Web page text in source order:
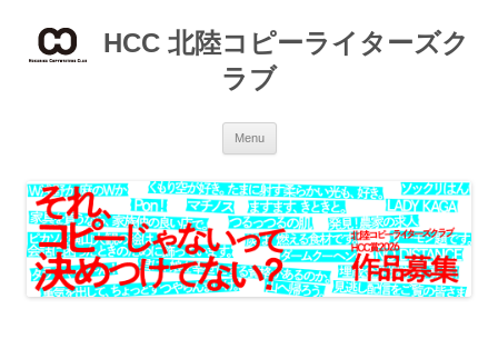
content
HCC 北陸コピーライターズク
ラブ
Menu